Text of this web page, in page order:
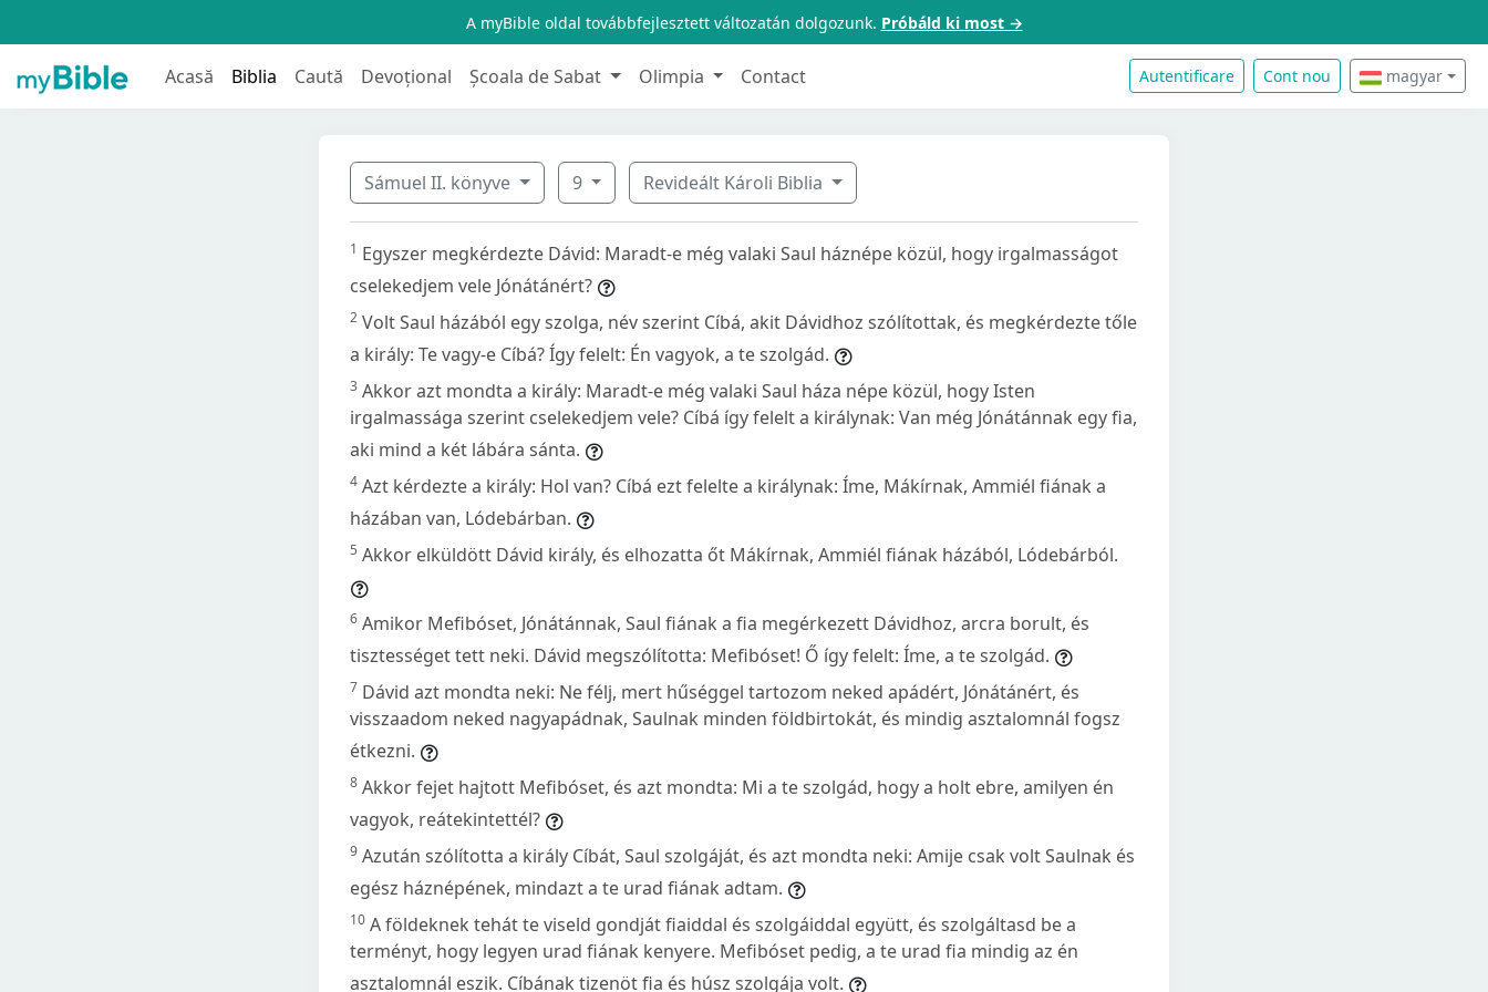
A myBible oldal továbbfejlesztett változatán dolgozunk. Próbáld ki most →
Acasă Biblia Caută Devoțional Școala de Sabat Olimpia Contact Autentificare Cont nou magyar
Sámuel II. könyve 9 Revideált Károli Biblia
1 Egyszer megkérdezte Dávid: Maradt-e még valaki Saul háznépe közül, hogy irgalmasságot
cselekedjem vele Jónátánért?
2 Volt Saul házából egy szolga, név szerint Cíbá, akit Dávidhoz szólítottak, és megkérdezte tőle
a király: Te vagy-e Cíbá? Így felelt: Én vagyok, a te szolgád.
3 Akkor azt mondta a király: Maradt-e még valaki Saul háza népe közül, hogy Isten
irgalmassága szerint cselekedjem vele? Cíbá így felelt a királynak: Van még Jónátánnak egy fia,
aki mind a két lábára sánta.
4 Azt kérdezte a király: Hol van? Cíbá ezt felelte a királynak: Íme, Mákírnak, Ammiél fiának a
házában van, Lódebárban.
5 Akkor elküldött Dávid király, és elhozatta őt Mákírnak, Ammiél fiának házából, Lódebárból.
6 Amikor Mefibóset, Jónátánnak, Saul fiának a fia megérkezett Dávidhoz, arcra borult, és
tisztességet tett neki. Dávid megszólította: Mefibóset! Ő így felelt: Íme, a te szolgád.
7 Dávid azt mondta neki: Ne félj, mert hűséggel tartozom neked apádért, Jónátánért, és
visszaadom neked nagyapádnak, Saulnak minden földbirtokát, és mindig asztalomnál fogsz
étkezni.
8 Akkor fejet hajtott Mefibóset, és azt mondta: Mi a te szolgád, hogy a holt ebre, amilyen én
vagyok, reátekintettél?
9 Azután szólította a király Cíbát, Saul szolgáját, és azt mondta neki: Amije csak volt Saulnak és
egész háznépének, mindazt a te urad fiának adtam.
10 A földeknek tehát te viseld gondját fiaiddal és szolgáiddal együtt, és szolgáltasd be a
terményt, hogy legyen urad fiának kenyere. Mefibóset pedig, a te urad fia mindig az én
asztalomnál eszik. Cíbának tizenöt fia és húsz szolgája volt.